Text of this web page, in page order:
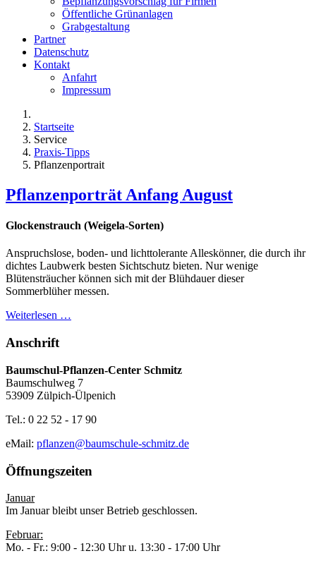
Öffentliche Grünanlagen
Grabgestaltung
Partner
Datenschutz
Kontakt
Anfahrt
Impressum
Startseite
Service
Praxis-Tipps
Pflanzenportrait
Pflanzenporträt Anfang August
Glockenstrauch (Weigela-Sorten)
Anspruchslose, boden- und lichttolerante Alleskönner, die durch ihr
dichtes Laubwerk besten Sichtschutz bieten. Nur wenige
Blütensträucher können sich mit der Blühdauer dieser
Sommerblüher messen.
Weiterlesen …
Anschrift
Baumschul-Pflanzen-Center Schmitz
Baumschulweg 7
53909 Zülpich-Ülpenich
Tel.: 0 22 52 - 17 90
eMail: pflanzen@baumschule-schmitz.de
Öffnungszeiten
Januar
Im Januar bleibt unser Betrieb geschlossen.
Februar:
Mo. - Fr.: 9:00 - 12:30 Uhr u. 13:30 - 17:00 Uhr